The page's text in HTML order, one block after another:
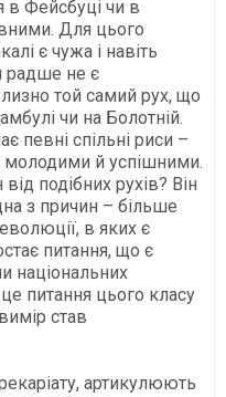
в Фейсбуці чи в
Для цього
є чужа і навіть
радше не є
той самий рух, що
чи на Болотній.
певні спільні риси –
молодими й успішними.
подібних рухів? Він
з причин – більше
в яких є
питання, що є
національних
питання цього класу
став
артикулюють